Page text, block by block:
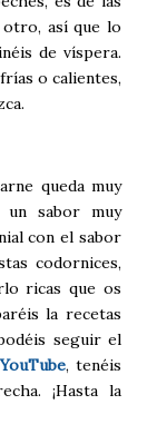
otro, así que lo
de víspera.
o calientes,
queda muy
sabor muy
con el sabor
codornices,
ricas que os
la recetas
seguir el
, tenéis
¡Hasta la